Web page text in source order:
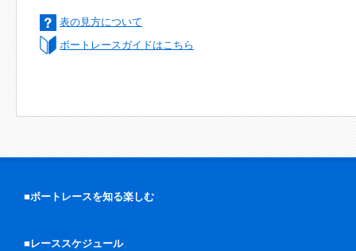
表の見方について
ボートレースガイドはこちら
■ボートレースを知る楽しむ
■レーススケジュール